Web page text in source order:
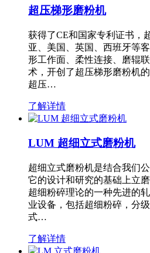
超压梯形磨粉机
获得了CE和国家专利证书，
亚、美国、英国、西班牙等
形工作面、柔性连接、磨辊
术，开创了超压梯形磨粉机
超压…
了解详情
LUM 超细立式磨粉机
超细立式磨粉机是结合我们
它的设计和研究的基础上立
超细粉碎理论的一种先进的
业设备，包括超细粉碎，分
式…
了解详情